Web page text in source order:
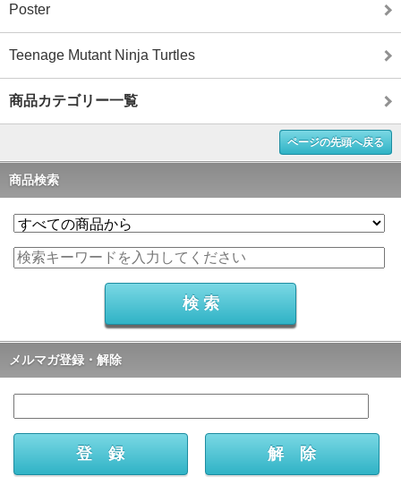
Poster
Teenage Mutant Ninja Turtles
商品カテゴリー一覧
ページの先頭へ戻る
商品検索
メルマガ登録・解除